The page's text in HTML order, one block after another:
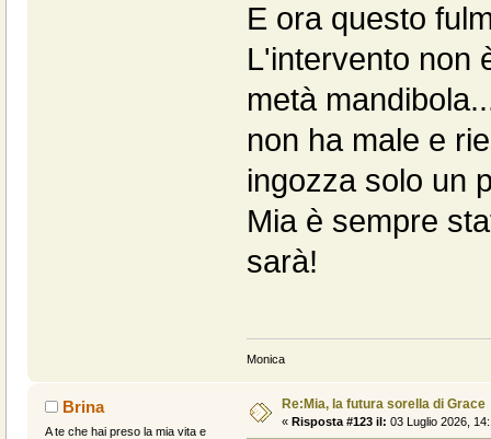
E ora questo
L'intervento non
metà
non ha male e
ingozza solo un
Mia è sempre
sarà!
Monica
Brina
A te che hai preso la mia vita e
Re:Mia, la futura sorella di Grace
« Risposta #123 il: 03 Luglio 2026,